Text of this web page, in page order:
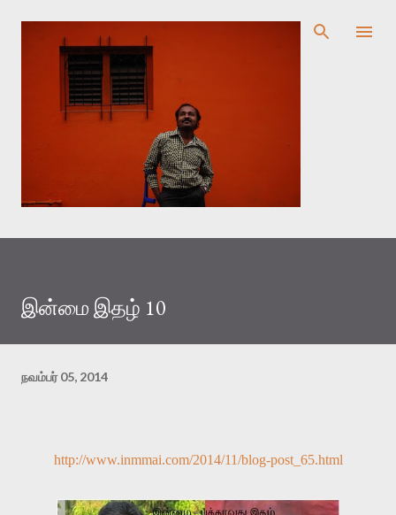
முதன்மை உள்ளடக்கத்திற்குச் செல்
இன்மை இதழ் 10
நவம்பர் 05, 2014
http://www.inmmai.com/2014/11/blog-post_65.html